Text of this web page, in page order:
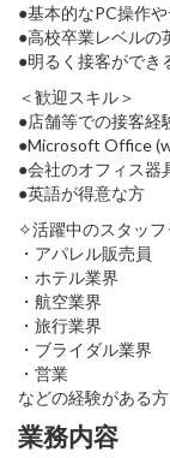
●基本的なPC操作
●高校卒業レベルの
●明るく接客ができ
＜歓迎スキル＞
●店舗等での接客経
●Microsoft Office
●会社のオフィス器
●英語が得意な方
✧活躍中のスタッ
・アパレル販売員
・ホテル業界
・航空業界
・旅行業界
・ブライダル業界
・営業
などの経験がある方
業務内容